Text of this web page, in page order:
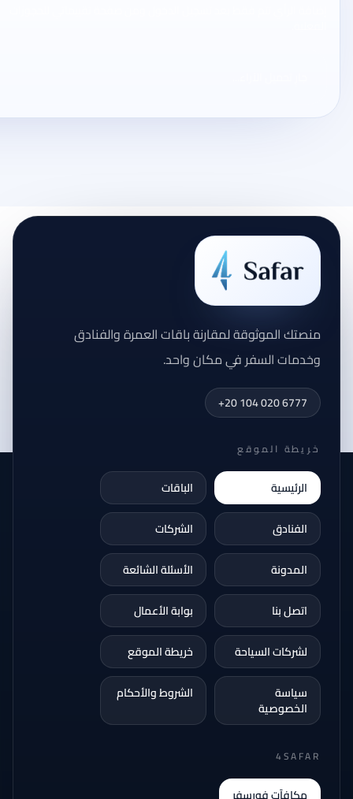
منصتك الموثوقة لمقارنة باقات العمرة والفنادق
وخدمات السفر في مكان واحد.
+20 104 020 6777
خريطة الموقع
الرئيسية
الباقات
الفنادق
الشركات
المدونة
الأسئلة الشائعة
اتصل بنا
بوابة الأعمال
لشركات السياحة
خريطة الموقع
سياسة
الخصوصية
الشروط والأحكام
4SAFAR